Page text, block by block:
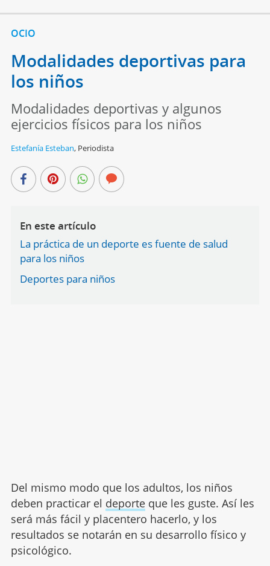
OCIO
Modalidades deportivas para
los niños
Modalidades deportivas y algunos
ejercicios físicos para los niños
Estefanía Esteban, Periodista
En este artículo
La práctica de un deporte es fuente de salud
para los niños
Deportes para niños
Del mismo modo que los adultos, los niños
deben practicar el deporteque les guste. Así les
será más fácil y placentero hacerlo, y los
resultados se notarán en su desarrollo físico y
psicológico.